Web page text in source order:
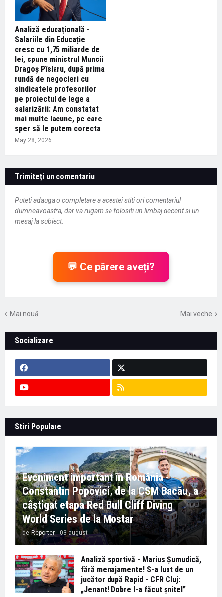
Analiză educațională -
Salariile din Educație
cresc cu 1,75 miliarde de
lei, spune ministrul Muncii
Dragoș Pîslaru, după prima
rundă de negocieri cu
sindicatele profesorilor
pe proiectul de lege a
salarizării: Am constatat
mai multe lacune, pe care
sper să le putem corecta
May 28, 2026
Trimiteți un comentariu
Puteti adauga o completare a acestei stiti ori comentariul
dumneavoastra, dar va rugam sa folositi un limbaj decent si un
mesaj la subiect.
💬 Ce părere aveți?
Mai nouă Mai veche
Socializare
Stiri Populare
Eveniment important în România -
Constantin Popovici, de la CSM Bacău, a
câștigat etapa Red Bull Cliff Diving
World Series de la Mostar
de Reporter - 03 august
Analiză sportivă - Marius Șumudică,
fără menajamente! S-a luat de un
jucător după Rapid - CFR Cluj:
„Jenant! Dobre l-a făcut șnitel”